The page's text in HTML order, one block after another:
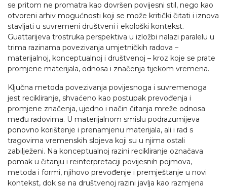
se pritom ne promatra kao dovršen povijesni stil, nego kao
otvoreni arhiv mogućnosti koji se može kritički čitati i iznova
stavljati u suvremeni društveni i ekološki kontekst.
Guattarijeva trostruka perspektiva u izložbi nalazi paralelu u
trima razinama povezivanja umjetničkih radova –
materijalnoj, konceptualnoj i društvenoj – kroz koje se prate
promjene materijala, odnosa i značenja tijekom vremena.
Ključna metoda povezivanja povijesnoga i suvremenoga
jest recikliranje, shvaćeno kao postupak prevođenja i
promjene značenja, ujedno i način čitanja mreže odnosa
među radovima. U materijalnom smislu podrazumijeva
ponovno korištenje i prenamjenu materijala, ali i rad s
tragovima vremenskih slojeva koji su u njima ostali
zabilježeni. Na konceptualnoj razini recikliranje označava
pomak u čitanju i reinterpretaciji povijesnih pojmova,
metoda i formi, njihovo prevođenje i premještanje u novi
kontekst, dok se na društvenoj razini javlja kao razmjena